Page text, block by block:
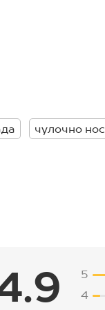
чулочно
5
4